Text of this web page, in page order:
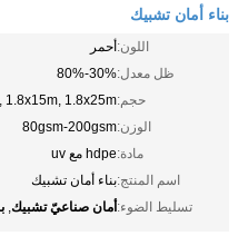
بناء أمان تشبيك
اللون:أحمر
ظل معدل:30%-80%
حجم:1.8x15m, 1.8x25m
الوزن:80gsm-200gsm
مادة:hdpe مع uv
اسم المنتج:بناء أمان تشبيك
تسليط الضوء:أمان صناعيّ تشبيك,